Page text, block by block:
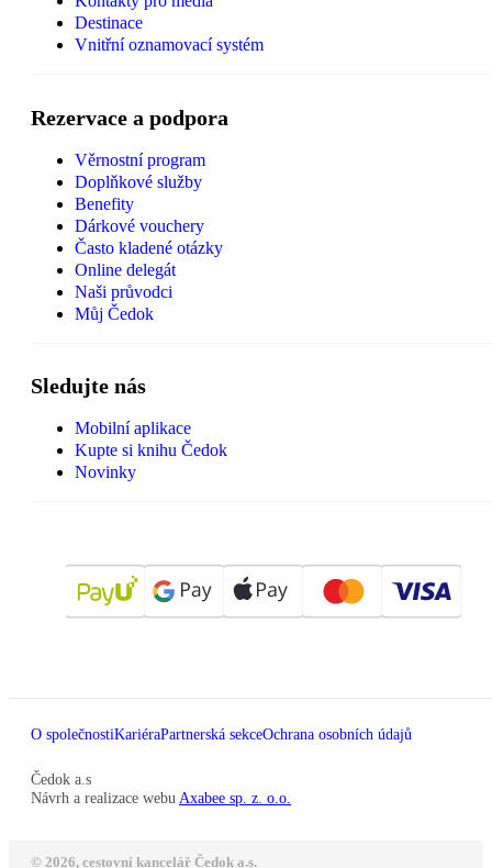
Destinace
Vnitřní oznamovací systém
Rezervace a podpora
Věrnostní program
Doplňkové služby
Benefity
Dárkové vouchery
Často kladené otázky
Online delegát
Naši průvodci
Můj Čedok
Sledujte nás
Mobilní aplikace
Kupte si knihu Čedok
Novinky
O společnostiKariéraPartnerská sekceOchrana osobních údajů
Čedok a.s
Návrh a realizace webu Axabee sp. z. o.o.
© 2026, cestovní kancelář Čedok a.s.